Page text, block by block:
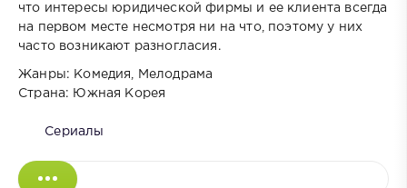
что интересы юридической фирмы и ее клиента всегда
на первом месте несмотря ни на что, поэтому у них
часто возникают разногласия.
Жанры: Комедия, Мелодрама
Страна: Южная Корея
Сериалы